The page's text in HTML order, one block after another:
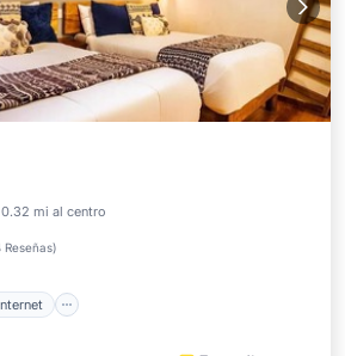
0.32 mi al centro
Reseñas)
Internet
niños